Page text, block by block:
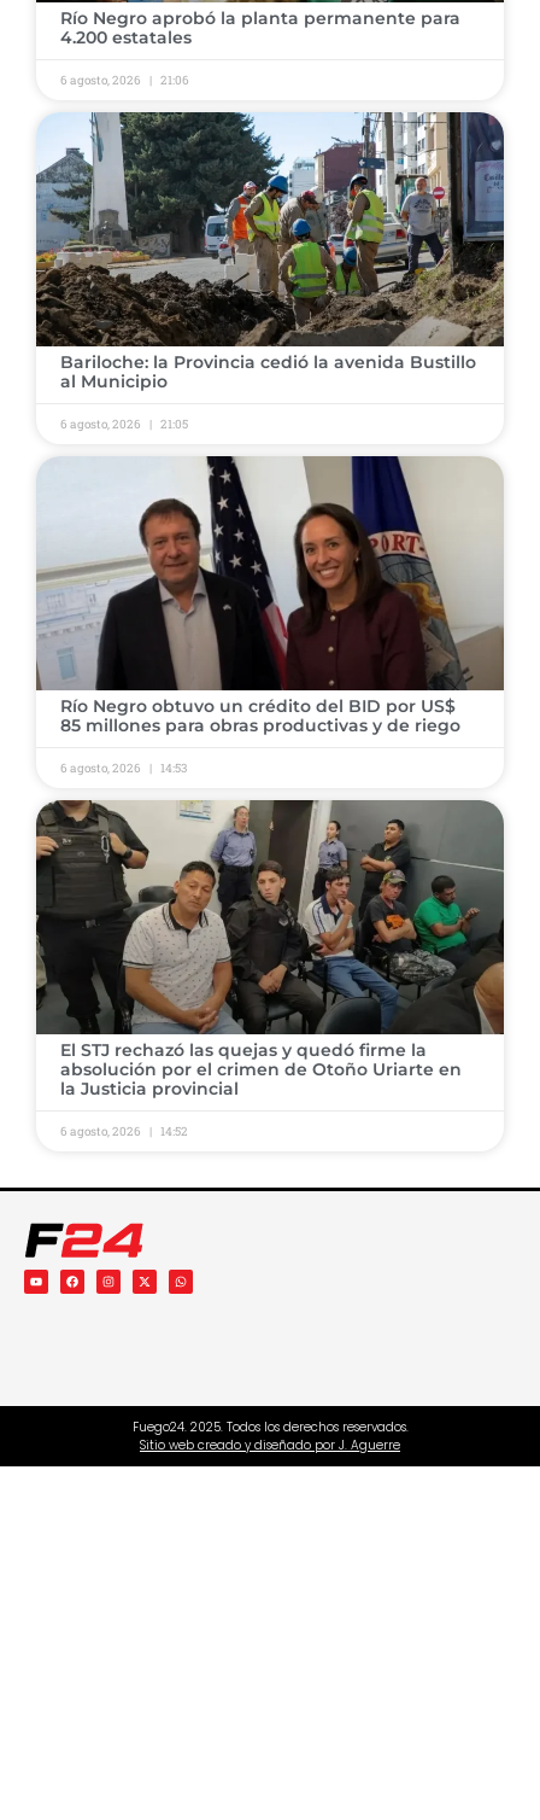
​Río Negro aprobó la planta permanente para
4.200 estatales
6 agosto, 2026 21:06
​Bariloche: la Provincia cedió la avenida Bustillo
al Municipio
6 agosto, 2026 21:05
​Río Negro obtuvo un crédito del BID por US$
85 millones para obras productivas y de riego
6 agosto, 2026 14:53
​El STJ rechazó las quejas y quedó firme la
absolución por el crimen de Otoño Uriarte en
la Justicia provincial
6 agosto, 2026 14:52
Fuego24. 2025. Todos los derechos reservados.
Sitio web creado y diseñado por J. Aguerre